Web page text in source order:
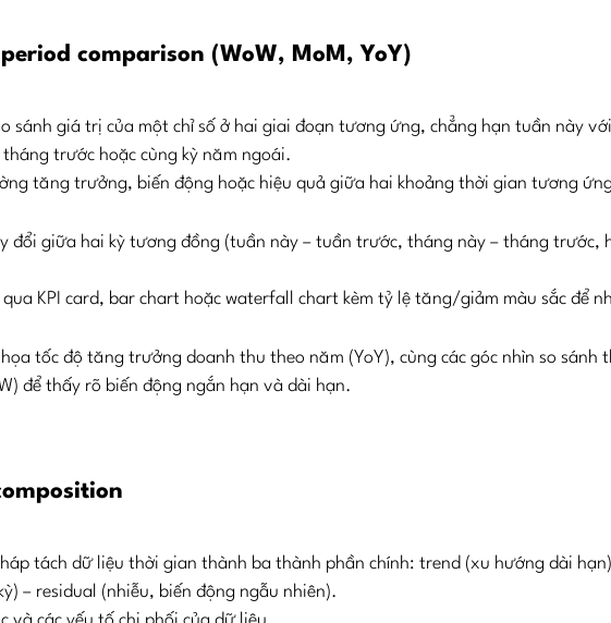
comparison (WoW, MoM, YoY)
sánh giá trị của một chỉ số ở hai giai đoạn tương ứng, chẳng hạn tuần này với
trước hoặc cùng kỳ năm ngoái.
tăng trưởng, biến động hoặc hiệu quả giữa hai khoảng thời gian tương
đổi giữa hai kỳ tương đồng (tuần này – tuần trước, tháng này – tháng trước,
qua KPI card, bar chart hoặc waterfall chart kèm tỷ lệ tăng/giảm màu sắc để
tốc độ tăng trưởng doanh thu theo năm (YoY), cùng các góc nhìn so sánh
để thấy rõ biến động ngắn hạn và dài hạn.
tách dữ liệu thời gian thành ba thành phần chính: trend (xu hướng dài
– residual (nhiễu, biến động ngẫu nhiên).